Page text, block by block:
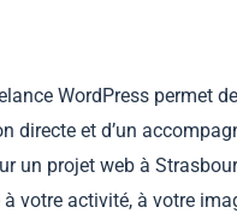
WordPress permet
directe et d’un
un projet web à
votre activité, à votre